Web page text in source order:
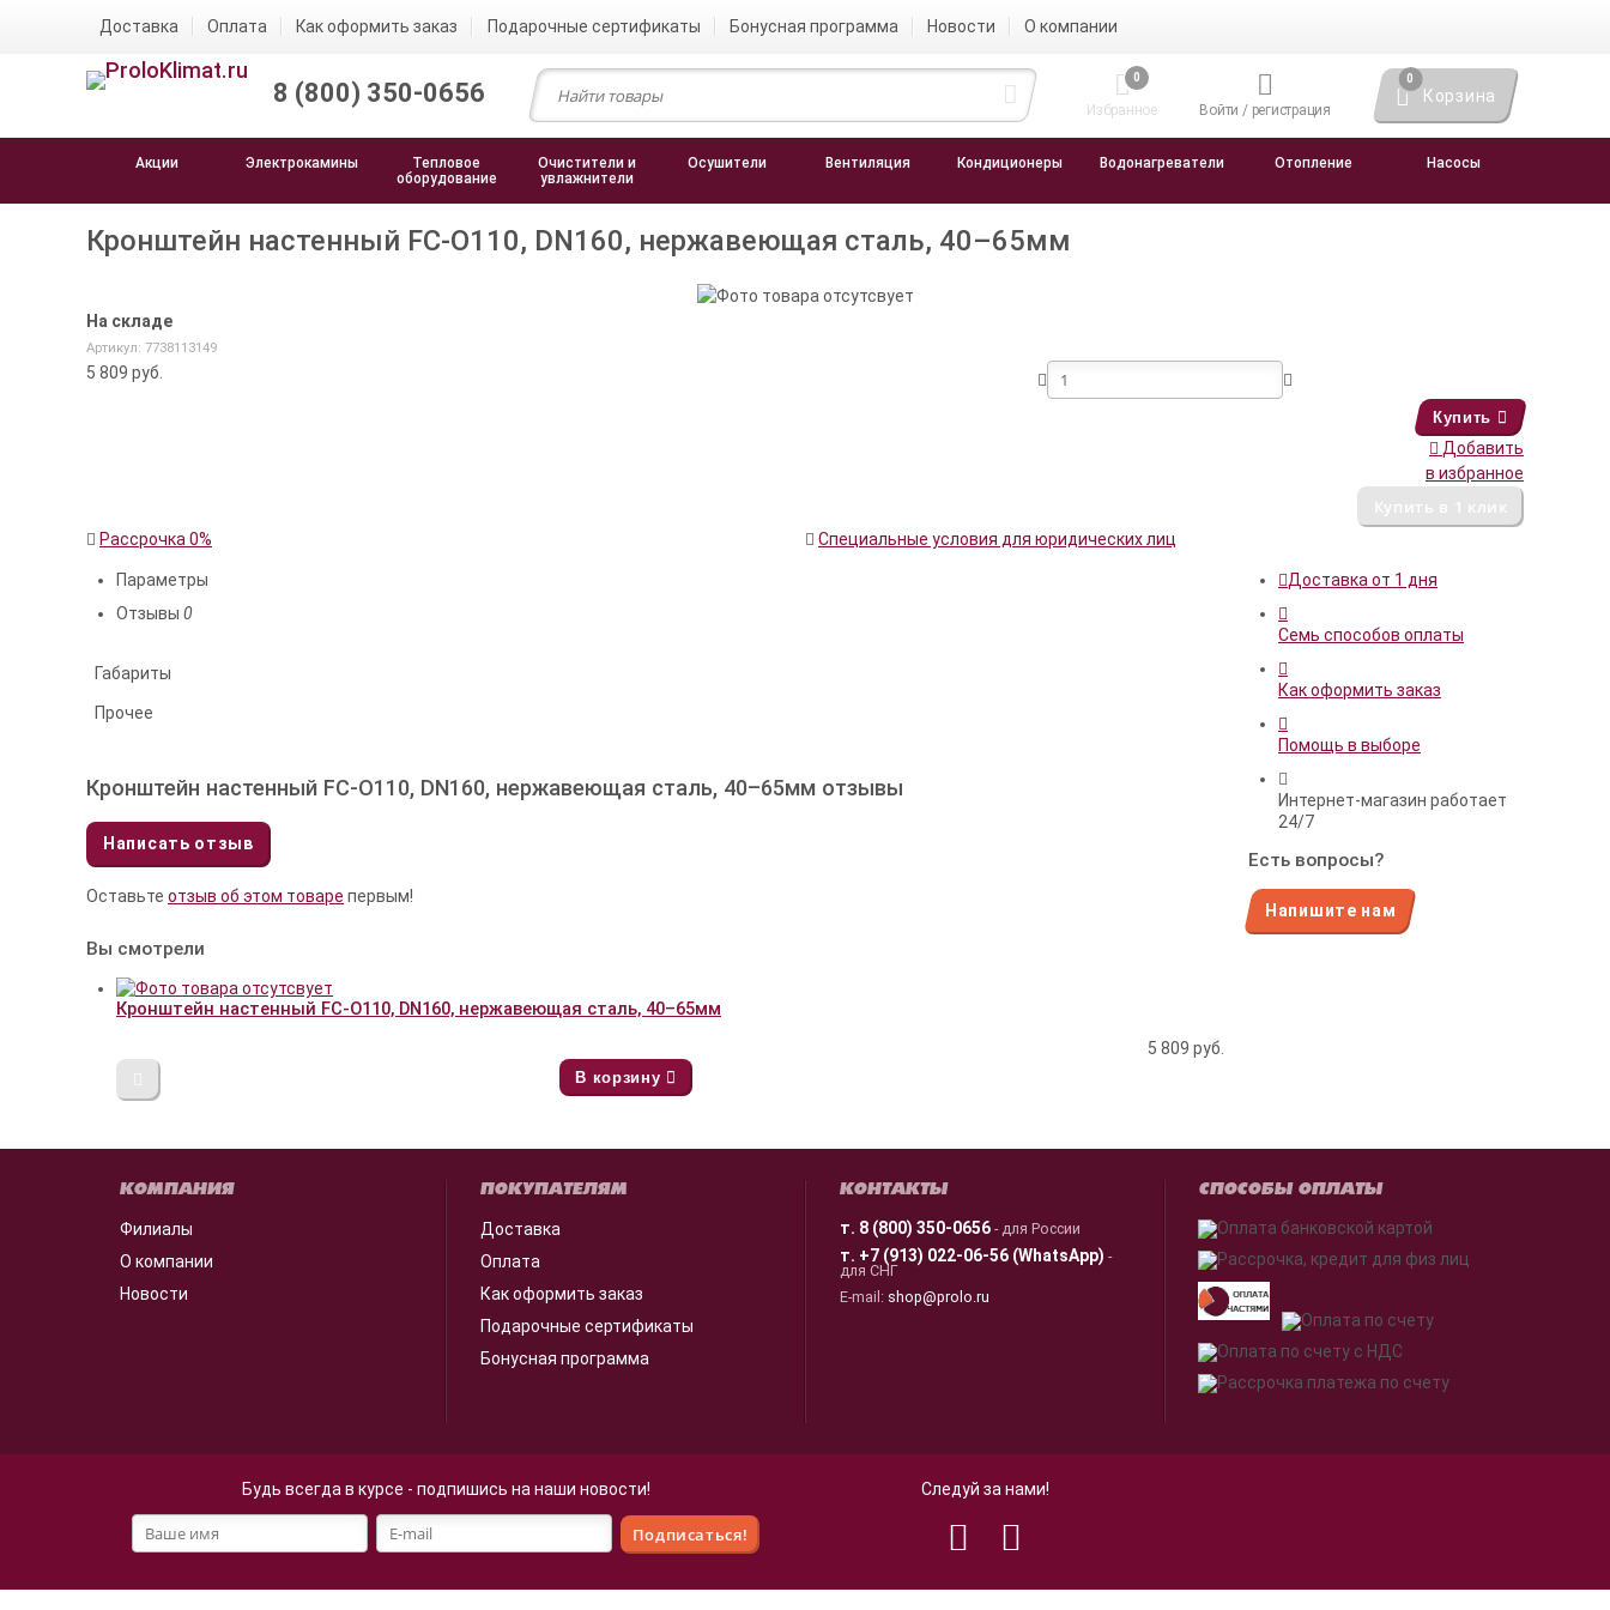
Доставка Оплата Как оформить заказ Подарочные сертификаты Бонусная программа Новости О компании
8 (800) 350-0656
0
Избранное Войти / регистрация
0
Корзина
Акции Электрокамины
Тепловое
оборудование
Очистители и
увлажнители
Осушители Вентиляция Кондиционеры Водонагреватели Отопление Насосы
Кронштейн настенный FC-O110, DN160, нержавеющая сталь, 40–65мм
На складе
Артикул: 7738113149
5 809 руб.
Купить
Добавить
в избранное
Рассрочка 0% Специальные условия для юридических лиц
Доставка от 1 дня
Семь способов оплаты
Как оформить заказ
Помощь в выборе
Интернет-магазин работает
24/7
Есть вопросы?
Напишите нам
Параметры
Отзывы 0
Габариты
Прочее
Кронштейн настенный FC-O110, DN160, нержавеющая сталь, 40–65мм отзывы
Написать отзыв
Оставьте отзыв об этом товаре первым!
Вы смотрели
Кронштейн настенный FC-O110, DN160, нержавеющая сталь, 40–65мм
5 809 руб.
В корзину
КОМПАНИЯ
Филиалы
О компании
Новости
ПОКУПАТЕЛЯМ
Доставка
Оплата
Как оформить заказ
Подарочные сертификаты
Бонусная программа
КОНТАКТЫ
т. 8 (800) 350-0656 - для России
т. +7 (913) 022-06-56 (WhatsApp) -
для СНГ
E-mail: shop@prolo.ru
СПОСОБЫ ОПЛАТЫ
Будь всегда в курсе - подпишись на наши новости! Следуй за нами!